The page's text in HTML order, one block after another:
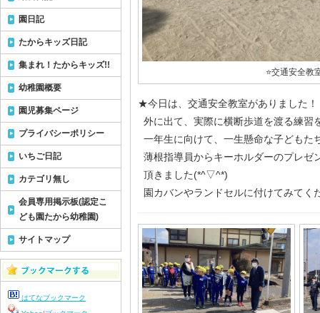
⭐️交通安全教
★今日は、交通安全教室がありました！
外に出て、実際に横断歩道を渡る練習
一年生に向けて、一生懸命な子どもた
薄根指導員からキーホルダーのプレゼ
頂きました(*^▽^*)
園カバンやランドセルに付けてみてく
園日記
たからキッズ日記
集まれ！たからキッズ!!
幼稚園概要
園児募集ページ
プライバシーポリシー
いちご日記
カテゴリ無し
会員専用掲示板(認定こ
ども園たから幼稚園)
サイトマップ
はてなブックマーク